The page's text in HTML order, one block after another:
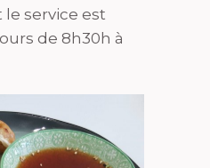
service est
de 8h30h à